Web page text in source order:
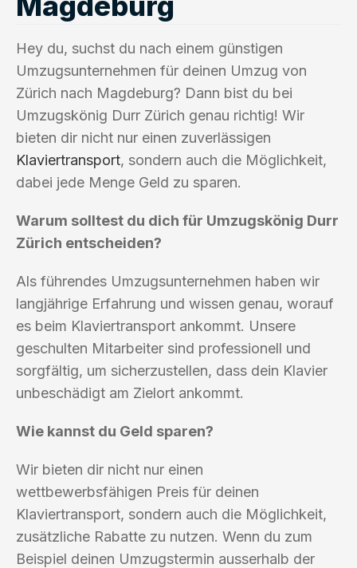
Hey du, suchst du nach einem günstigen
Umzugsunternehmen für deinen Umzug von
Zürich nach Magdeburg? Dann bist du bei
Umzugskönig Durr Zürich genau richtig! Wir
bieten dir nicht nur einen zuverlässigen
Klaviertransport, sondern auch die Möglichkeit,
dabei jede Menge Geld zu sparen.
Warum solltest du dich für Umzugskönig Durr
Zürich entscheiden?
Als führendes Umzugsunternehmen haben wir
langjährige Erfahrung und wissen genau, worauf
es beim Klaviertransport ankommt. Unsere
geschulten Mitarbeiter sind professionell und
sorgfältig, um sicherzustellen, dass dein Klavier
unbeschädigt am Zielort ankommt.
Wie kannst du Geld sparen?
Wir bieten dir nicht nur einen
wettbewerbsfähigen Preis für deinen
Klaviertransport, sondern auch die Möglichkeit,
zusätzliche Rabatte zu nutzen. Wenn du zum
Beispiel deinen Umzugstermin ausserhalb der